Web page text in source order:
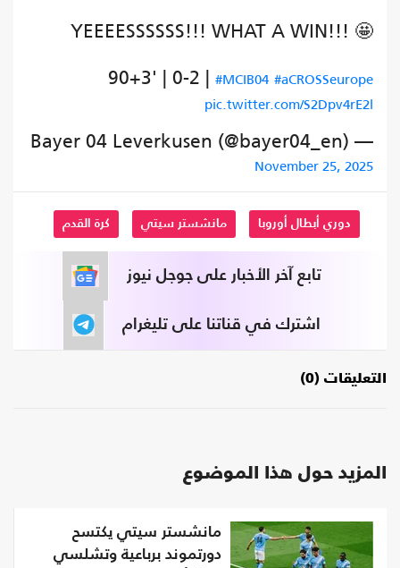
YEEEESSSSSS!!! WHAT A WIN!!! 🤩
90+3' | 0-2 | #MCIB04 #aCROSSeurope
pic.twitter.com/S2Dpv4rE2l
— Bayer 04 Leverkusen (@bayer04_en)
November 25, 2025
دوري أبطال أوروبا مانشستر سيتي كرة القدم
تابع آخر الأخبار على جوجل نيوز
اشترك في قناتنا على تليغرام
التعليقات (0)
المزيد حول هذا الموضوع
مانشستر سيتي يكتسح
دورتموند برباعية وتشلسي